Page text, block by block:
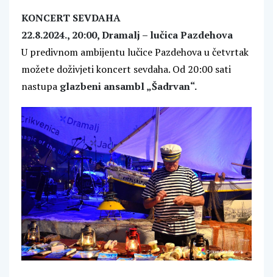
KONCERT SEVDAHA
22.8.2024., 20:00, Dramalj – lučica Pazdehova
U predivnom ambijentu lučice Pazdehova u četvrtak
možete doživjeti koncert sevdaha. Od 20:00 sati
nastupa glazbeni ansambl „Šadrvan“.